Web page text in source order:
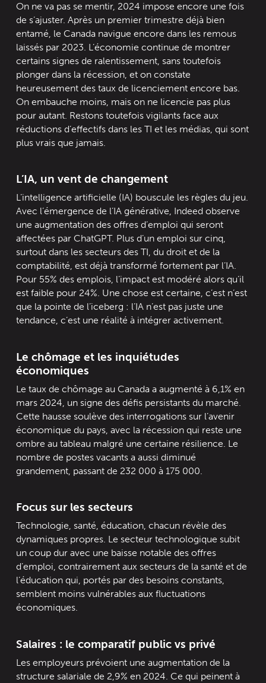
On ne va pas se mentir, 2024 impose encore une fois
de s’ajuster. Après un premier trimestre déjà bien
entamé, le Canada navigue encore dans les remous
laissés par 2023. L’économie continue de montrer
certains signes de ralentissement, sans toutefois
plonger dans la récession, et on constate
heureusement des taux de licenciement encore bas.
On embauche moins, mais on ne licencie pas plus
pour autant. Restons toutefois vigilants face aux
réductions d’effectifs dans les TI et les médias, qui sont
plus vrais que jamais.
L’IA, un vent de changement
L’intelligence artificielle (IA) bouscule les règles du jeu.
Avec l’émergence de l’IA générative, Indeed observe
une augmentation des offres d’emploi qui seront
affectées par ChatGPT. Plus d’un emploi sur cinq,
surtout dans les secteurs des TI, du droit et de la
comptabilité, est déjà transformé fortement par l’IA.
Pour 55% des emplois, l’impact est modéré alors qu’il
est faible pour 24%. Une chose est certaine, c’est n’est
que la pointe de l’iceberg : l’IA n’est pas juste une
tendance, c’est une réalité à intégrer activement.
Le chômage et les inquiétudes
économiques
Le taux de chômage au Canada a augmenté à 6,1% en
mars 2024, un signe des défis persistants du marché.
Cette hausse soulève des interrogations sur l’avenir
économique du pays, avec la récession qui reste une
ombre au tableau malgré une certaine résilience. Le
nombre de postes vacants a aussi diminué
grandement, passant de 232 000 à 175 000.
Focus sur les secteurs
Technologie, santé, éducation, chacun révèle des
dynamiques propres. Le secteur technologique subit
un coup dur avec une baisse notable des offres
d’emploi, contrairement aux secteurs de la santé et de
l’éducation qui, portés par des besoins constants,
semblent moins vulnérables aux fluctuations
économiques.
Salaires : le comparatif public vs privé
Les employeurs prévoient une augmentation de la
structure salariale de 2,9% en 2024. Ce qui peinent à